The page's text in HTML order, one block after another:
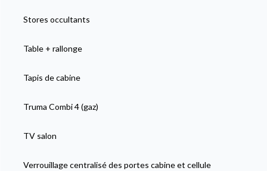
Stores occultants
Table + rallonge
Tapis de cabine
Truma Combi 4 (gaz)
TV salon
Verrouillage centralisé des portes cabine et cellule